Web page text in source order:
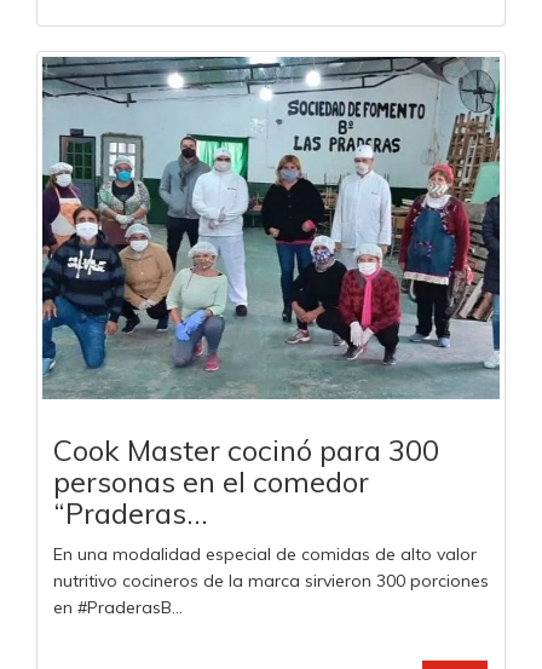
Cook Master cocinó para 300
personas en el comedor
“Praderas...
En una modalidad especial de comidas de alto valor
nutritivo cocineros de la marca sirvieron 300 porciones
en #PraderasB...